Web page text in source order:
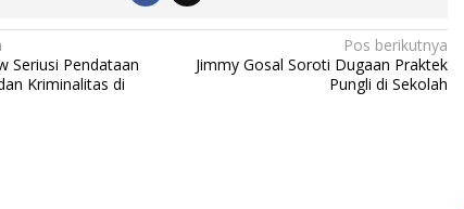
Seriusi Pendataan
Kriminalitas di
Pos berikutnya
Jimmy Gosal Soroti Dugaan Praktek
Pungli di Sekolah